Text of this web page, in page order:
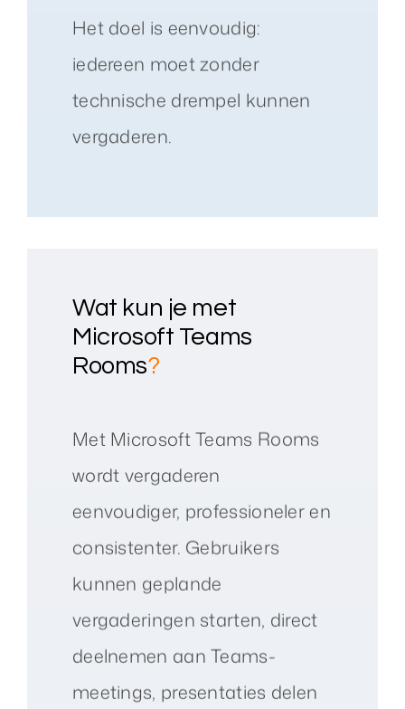
Het doel is eenvoudig:
iedereen moet zonder
technische drempel kunnen
vergaderen.
Wat kun je met
Microsoft Teams
Rooms?
Met Microsoft Teams Rooms
wordt vergaderen
eenvoudiger, professioneler en
consistenter. Gebruikers
kunnen geplande
vergaderingen starten, direct
deelnemen aan Teams-
meetings, presentaties delen